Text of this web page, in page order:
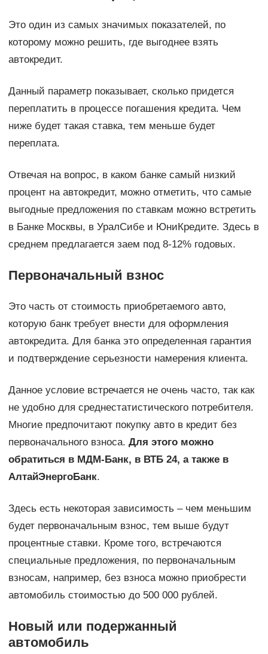
Это один из самых значимых показателей, по
которому можно решить, где выгоднее взять
автокредит.
Данный параметр показывает, сколько придется
переплатить в процессе погашения кредита. Чем
ниже будет такая ставка, тем меньше будет
переплата.
Отвечая на вопрос, в каком банке самый низкий
процент на автокредит, можно отметить, что самые
выгодные предложения по ставкам можно встретить
в Банке Москвы, в УралСибе и ЮниКредите. Здесь в
среднем предлагается заем под 8-12% годовых.
Первоначальный взнос
Это часть от стоимость приобретаемого авто,
которую банк требует внести для оформления
автокредита. Для банка это определенная гарантия
и подтверждение серьезности намерения клиента.
Данное условие встречается не очень часто, так как
не удобно для среднестатистического потребителя.
Многие предпочитают покупку авто в кредит без
первоначального взноса. Для этого можно
обратиться в МДМ-Банк, в ВТБ 24, а также в
АлтайЭнергоБанк.
Здесь есть некоторая зависимость – чем меньшим
будет первоначальным взнос, тем выше будут
процентные ставки. Кроме того, встречаются
специальные предложения, по первоначальным
взносам, например, без взноса можно приобрести
автомобиль стоимостью до 500 000 рублей.
Новый или подержанный
автомобиль